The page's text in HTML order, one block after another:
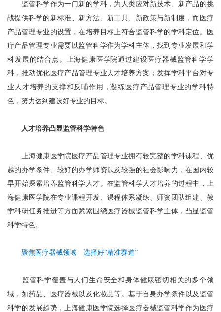
监管科学作为一门新的学科，为人类应对新技术、新产品的挑
战提供科学的新标准、新方法、新工具、新政策与新制度，而医疗
产品管理专业的设置，在培养目标上符合监管科学的学科定位。医
疗产品管理专业需要以监管科学作为学科主体，找到专业发展和学
科发展的结合点。上海健康医学院通过建设医疗器械监管科学学
科，推动优化医疗产品管理专业人才培养方案；发挥学科平台对专
业人才培养的支撑和反哺作用，凝练医疗产品管理专业的学科特
色，努力达到建设好专业的目标。
人才培养凸显监管科学特色
上海健康医学院医疗产品管理专业拥有较完整的学科课程、优
越的办学条件、较好的办学师资以及较强的社会影响力，在国内较
早开始探索培养监管科学人才。在监管科学人才培养的过程中，上
海健康医学院在专业课程开发、课程体系凝练、师资团队组建、教
学科研任务推进等方面紧紧围绕医疗器械监管科学主体，凸显监管
科学特色。
聚焦医疗器械领域 选择好“精准赛道”
监管科学覆盖与人们生命安全和身体健康密切相关的多个领
域，如药品、医疗器械以及化妆品等。基于自身办学条件以及监管
科学的发展趋势，上海健康医学院选择医疗器械监管科学作为医疗